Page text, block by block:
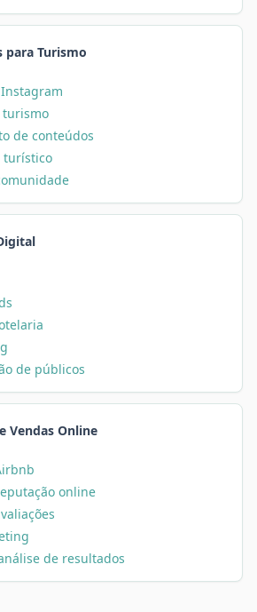
para Turismo
Instagram
turismo
de conteúdos
turístico
de públicos
Vendas Online
online
de resultados